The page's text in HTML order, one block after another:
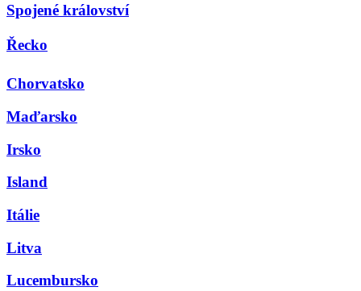
Spojené království
Řecko
Chorvatsko
Maďarsko
Irsko
Island
Itálie
Litva
Lucembursko